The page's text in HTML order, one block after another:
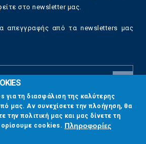
στο newsletter μας.
απεγγραφής από τα newsletters μας
10683
για τη διασφάλιση της καλύτερης
μας. Αν συνεχίσετε την πλοήγηση, θα
την πολιτική μας και μας δίνετε τη
ορίσουμε cookies. Πληροφορίες